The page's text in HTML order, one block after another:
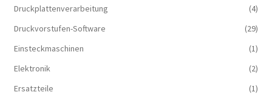
Druckplattenverarbeitung
(4)
Druckvorstufen-Software
(29)
Einsteckmaschinen
(1)
Elektronik
(2)
Ersatzteile
(1)